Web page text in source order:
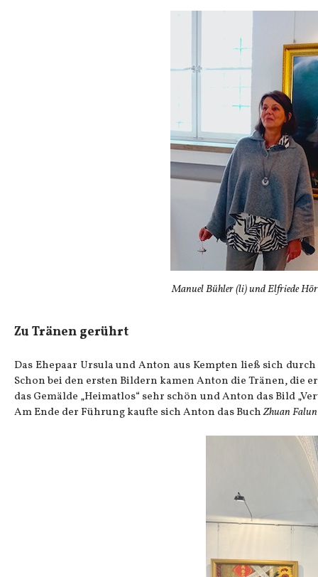
Manuel Bühler (li) und Elfriede
Zu Tränen gerührt
Das Ehepaar Ursula und Anton aus Kempten ließ sich
Schon bei den ersten Bildern kamen Anton die Tränen, die
das Gemälde „Heimatlos“ sehr schön und Anton das Bild
Am Ende der Führung kaufte sich Anton das BuchZhuan Falun